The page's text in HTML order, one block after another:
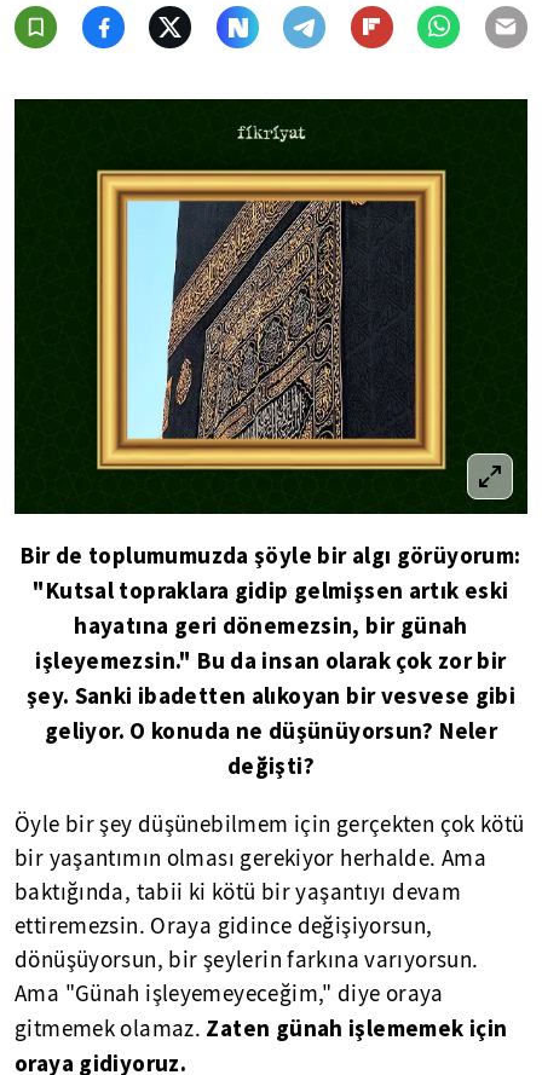
Bir de toplumumuzda şöyle bir algı görüyorum:
"Kutsal topraklara gidip gelmişsen artık eski
hayatına geri dönemezsin, bir günah
işleyemezsin." Bu da insan olarak çok zor bir
şey. Sanki ibadetten alıkoyan bir vesvese gibi
geliyor. O konuda ne düşünüyorsun? Neler
değişti?
Öyle bir şey düşünebilmem için gerçekten çok kötü
bir yaşantımın olması gerekiyor herhalde. Ama
baktığında, tabii ki kötü bir yaşantıyı devam
ettiremezsin. Oraya gidince değişiyorsun,
dönüşüyorsun, bir şeylerin farkına varıyorsun.
Ama "Günah işleyemeyeceğim," diye oraya
gitmemek olamaz. Zaten günah işlememek için
oraya gidiyoruz.